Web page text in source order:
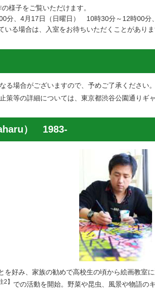
様子をご覧いただけます。
分、4月17日（日曜日） 10時30分～12時00分
る場合は、入室をお待ちいただくことがありま
る場合がございますので、予めご了承ください。
策等の詳細については、東京都渋谷公園通りギ
） 1983-
を好み、家族の勧めで高校生の頃から絵画教室
2】 での活動を開始。野菜や昆虫、風景や物語の